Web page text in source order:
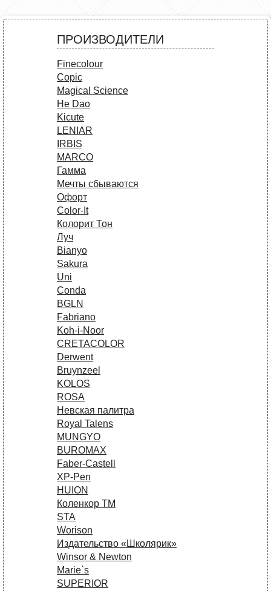
ПРОИЗВОДИТЕЛИ
Finecolour
Copic
Magical Science
He Dao
Kicute
LENIAR
IRBIS
MARCO
Гамма
Мечты сбываются
Офорт
Сolor-It
Колорит Тон
Луч
Bianyo
Sakura
Uni
Conda
BGLN
Fabriano
Koh-i-Noor
CRETACOLOR
Derwent
Bruynzeel
KOLOS
ROSA
Невская палитра
Royal Talens
MUNGYO
BUROMAX
Faber-Castell
XP-Pen
HUION
Коленкор ТМ
STA
Worison
Издательство «Школярик»
Winsor & Newton
Marie`s
SUPERIOR